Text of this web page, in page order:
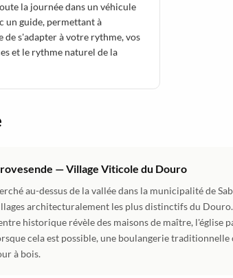
la journée dans un véhicule
un guide, permettant à
de s'adapter à votre rythme, vos
et le rythme naturel de la
— Village Viticole du Douro
au-dessus de la vallée dans la municipalité de
architecturalement les plus distinctifs du
historique révèle des maisons de maître, l'église
cela est possible, une boulangerie traditionnelle
à bois.